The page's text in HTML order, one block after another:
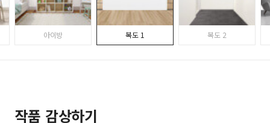
아이방 복도 1 복도 2
작품 감상하기